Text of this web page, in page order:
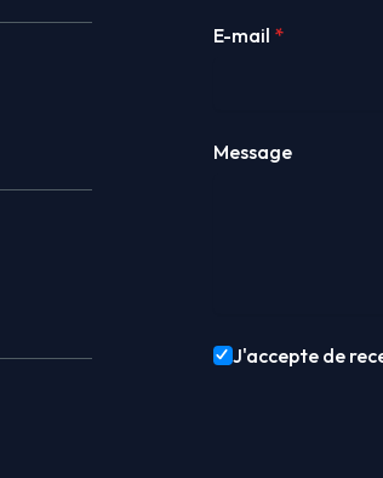
E-mail *
Message
J'accepte de